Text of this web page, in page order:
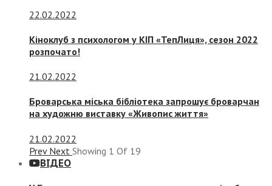
22.02.2022
Кіноклуб з психологом у КІП «ТепЛиця», сезон 2022
розпочато!
21.02.2022
Броварська міська бібліотека запрошує броварчан
на художню виставку «Живопис життя»
21.02.2022
Prev Next Showing 1 Of 19
ВІДЕО